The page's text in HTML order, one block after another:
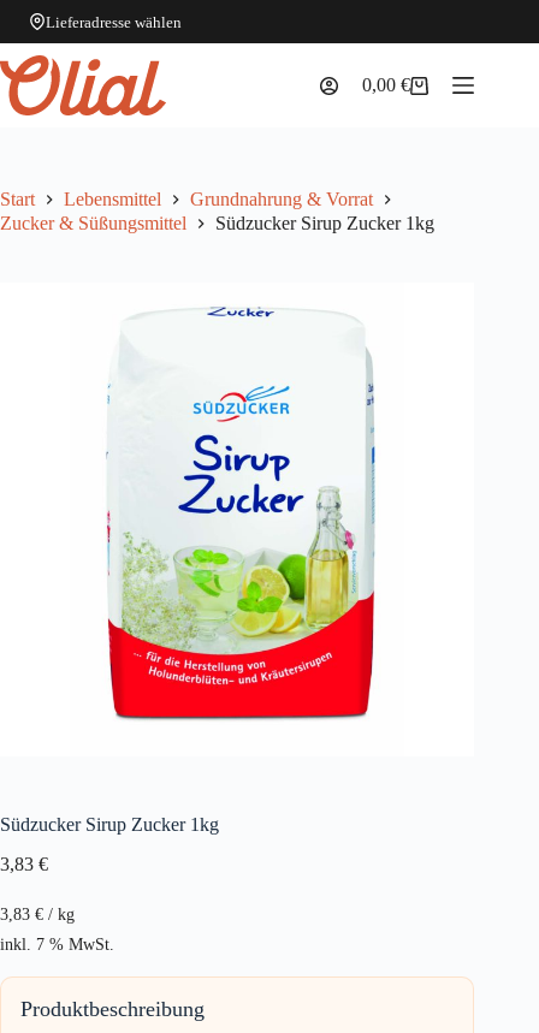
Lieferadresse wählen
Zum
Inhalt
springen
Warenkorb
0,00€
Start Lebensmittel
Grundnahrung & Vorrat
Zucker & Süßungsmittel
Südzucker Sirup Zucker 1kg
Südzucker Sirup Zucker 1kg
3,83 €
3,83 € / kg
inkl. 7 % MwSt.
Produktbeschreibung